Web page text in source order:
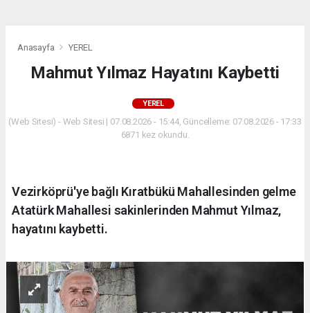
Anasayfa YEREL
Mahmut Yılmaz Hayatını Kaybetti
YEREL
(Web Sitesi) - Web Sitesi | 07.08.2026 - 15:44, Güncelleme: 07.08.2026 - 17:33
6871 kez okundu.
Vezirköprü'ye bağlı Kıratbükü Mahallesinden gelme
Atatürk Mahallesi sakinlerinden Mahmut Yılmaz,
hayatını kaybetti.